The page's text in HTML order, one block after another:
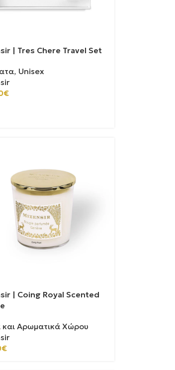
| Tres Chere Travel Set
, Unisex
€
| Coing Royal Scented
και Αρωματικά Χώρου
€